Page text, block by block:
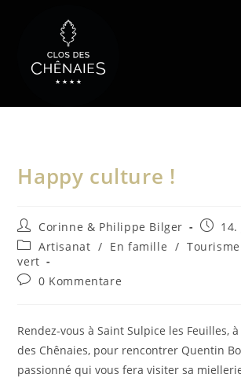
Happy culture !
Beitrags-
Autor:
Corinne & Philippe Bilger
Beitrag
14.
Beitrags-
Kategorie:
Artisanat / En famille / Tourisme
vert
Beitrags-
0 Kommentare
Rendez-vous à Saint Sulpice les Feuilles,
des Chênaies, pour rencontrer Quentin
passionné qui vous fera visiter sa